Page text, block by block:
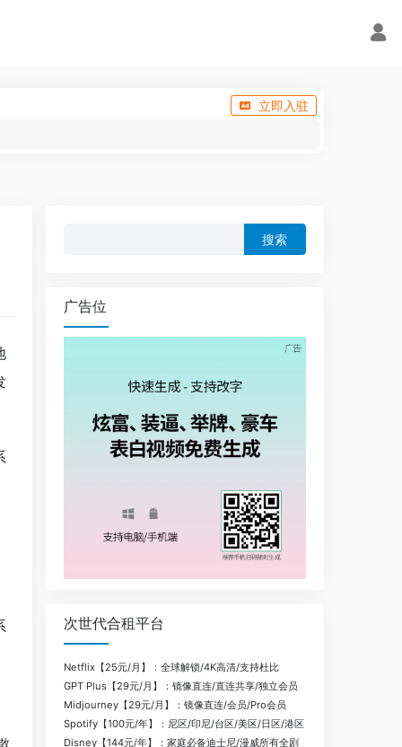
立即入驻
广告位
次世代合租平台
Netflix【25元/月】：全球解锁/4K高清/支持杜比
GPT Plus【29元/月】：镜像直连/直连共享/独立会员
Midjourney【29元/月】：镜像直连/会员/Pro会员
Spotify【100元/年】：尼区/印尼/台区/美区/日区/港区
Disney【144元/年】：家庭必备迪士尼/漫威所有全剧